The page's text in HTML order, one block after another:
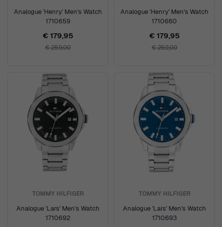
Analogue 'Henry' Men's Watch
1710659
€ 179,95
€ 259,00
Analogue 'Henry' Men's Watch
1710660
€ 179,95
€ 259,00
TOMMY HILFIGER
Analogue 'Lars' Men's Watch
1710692
TOMMY HILFIGER
Analogue 'Lars' Men's Watch
1710693